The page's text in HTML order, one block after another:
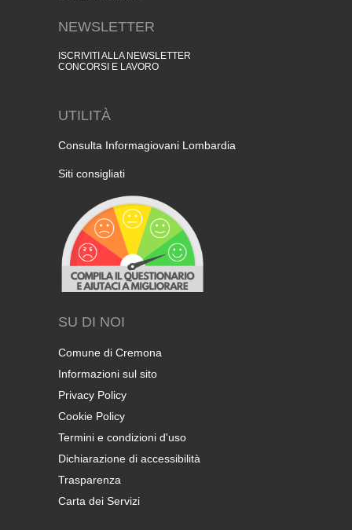
NEWSLETTER
ISCRIVITI ALLA NEWSLETTER
CONCORSI E LAVORO
UTILITÀ
Consulta Informagiovani Lombardia
Siti consigliati
SU DI NOI
Comune di Cremona
Informazioni sul sito
Privacy Policy
Cookie Policy
Termini e condizioni d'uso
Dichiarazione di accessibilità
Trasparenza
Carta dei Servizi